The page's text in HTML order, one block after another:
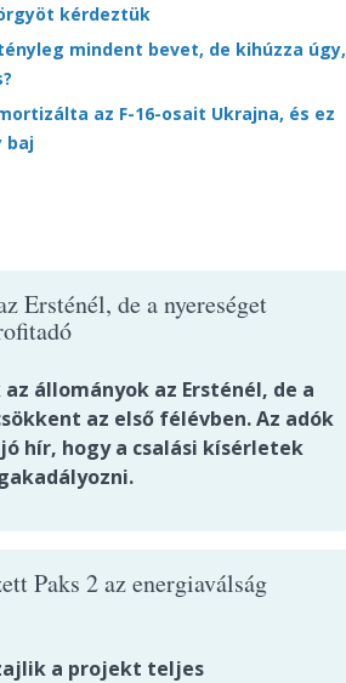
kérdeztük
mindent bevet, de kihúzza úgy,
az F-16-osait Ukrajna, és ez
baj
Ersténél, de a nyereséget
állományok az Ersténél, de a
az első félévben. Az adók
hír, hogy a csalási kísérletek
Paks 2 az energiaválság
a projekt teljes